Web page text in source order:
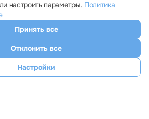
© 2013 – 2026 Farmacie.md
наше приложение
Настройки cookie
настроить параметры. Политика
Принять все
Отклонить все
Настройки